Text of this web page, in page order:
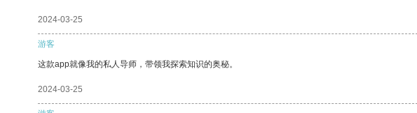
2024-03-25
游客
这款app就像我的私人导师，带领我探索知识的奥秘。
2024-03-25